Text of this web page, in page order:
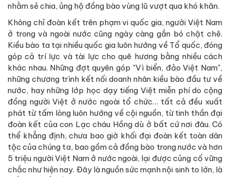
nhằm sẻ chia, ủng hộ đồng bào vùng lũ vượt qua khó khăn.
Không chỉ đoàn kết trên phạm vi quốc gia, người Việt Nam
ở trong và ngoài nước cũng ngày càng gắn bó chặt chẽ.
Kiều bào ta tại nhiều quốc gia luôn hướng về Tổ quốc, đóng
góp cả trí lực và tài lực cho quê hương bằng nhiều cách
khác nhau. Những đợt quyên góp "Vì biển, đảo Việt Nam",
những chương trình kết nối doanh nhân kiều bào đầu tư về
nước, hay những lớp học dạy tiếng Việt miễn phí do cộng
đồng người Việt ở nước ngoài tổ chức… tất cả đều xuất
phát từ tấm lòng luôn hướng về cội nguồn, từ tinh thần đại
đoàn kết của con Lạc cháu Hồng dù ở bất cứ nơi đâu. Có
thể khẳng định, chưa bao giờ khối đại đoàn kết toàn dân
tộc của chúng ta, bao gồm cả đồng bào trong nước và hơn
5 triệu người Việt Nam ở nước ngoài, lại được củng cố vững
chắc như hiện nay. Đây là nguồn sức mạnh nội sinh to lớn, là